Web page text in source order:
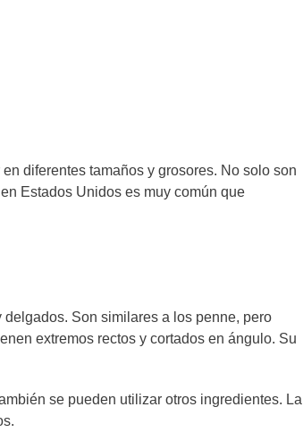
diferentes tamaños y grosores. No solo son
Estados Unidos es muy común que
Son similares a los penne, pero
extremos rectos y cortados en ángulo. Su
se pueden utilizar otros ingredientes. La